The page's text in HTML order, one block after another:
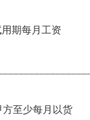
期每月工资
至少每月以货